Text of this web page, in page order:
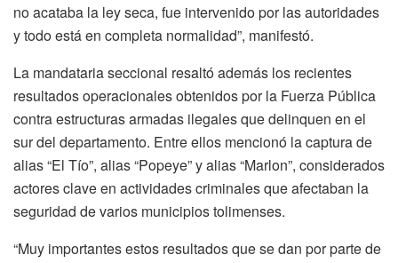
no acataba la ley seca, fue intervenido por las autoridades
y todo está en completa normalidad”, manifestó.
La mandataria seccional resaltó además los recientes
resultados operacionales obtenidos por la Fuerza Pública
contra estructuras armadas ilegales que delinquen en el
sur del departamento. Entre ellos mencionó la captura de
alias “El Tío”, alias “Popeye” y alias “Marlon”, considerados
actores clave en actividades criminales que afectaban la
seguridad de varios municipios tolimenses.
“Muy importantes estos resultados que se dan por parte de